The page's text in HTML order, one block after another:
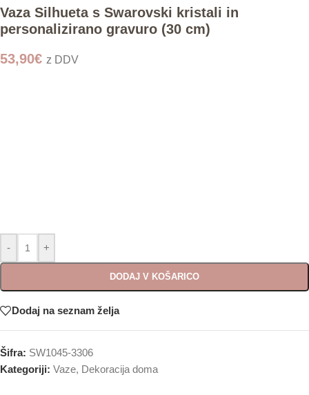
Vaza Silhueta s Swarovski kristali in
personalizirano gravuro (30 cm)
53,90€ z DDV
- +
DODAJ V KOŠARICO
Dodaj na seznam želja
Šifra: SW1045-3306
Kategoriji: Vaze, Dekoracija doma